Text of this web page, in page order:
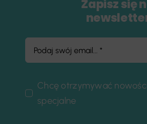
Zapisz się
Chcę otrzymywać
specjalne